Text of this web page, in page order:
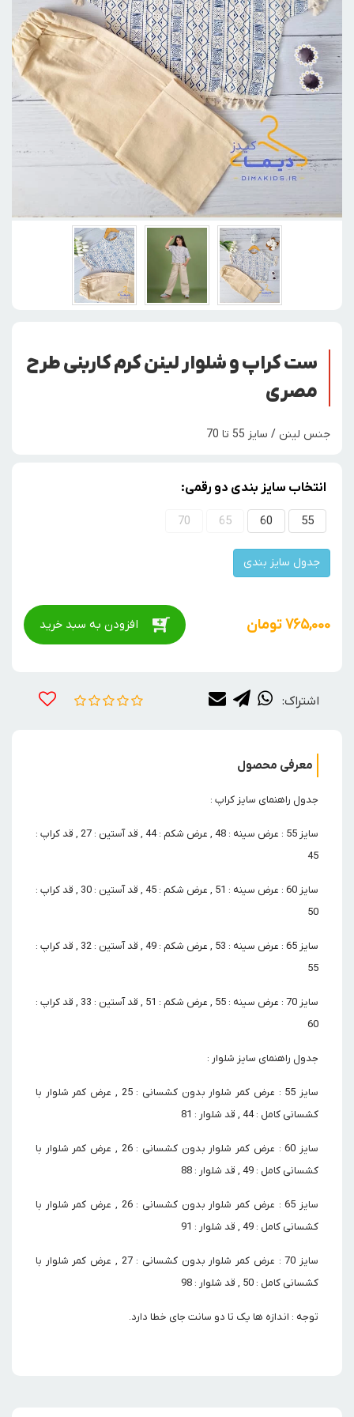
ست کراپ و شلوار لینن کرم کاربنی طرح
مصری
جنس لینن / سایز 55 تا 70
انتخاب سایز بندی دو رقمی:
55
60
65
70
جدول سایز بندی
765,000تومان افزودن به سبد خرید
اشتراک:
معرفی محصول
جدول راهنمای سایز کراپ :
سایز 55 : عرض سینه : 48 , عرض شکم : 44 , قد آستین : 27 , قد کراپ :
45
سایز 60 : عرض سینه : 51 , عرض شکم : 45 , قد آستین : 30 , قد کراپ :
50
سایز 65 : عرض سینه : 53 , عرض شکم : 49 , قد آستین : 32 , قد کراپ :
55
سایز 70 : عرض سینه : 55 , عرض شکم : 51 , قد آستین : 33 , قد کراپ :
60
جدول راهنمای سایز شلوار :
سایز 55 : عرض کمر شلوار بدون کشسانی : 25 , عرض کمر شلوار با
کشسانی کامل : 44 , قد شلوار : 81
سایز 60 : عرض کمر شلوار بدون کشسانی : 26 , عرض کمر شلوار با
کشسانی کامل : 49 , قد شلوار : 88
سایز 65 : عرض کمر شلوار بدون کشسانی : 26 , عرض کمر شلوار با
کشسانی کامل : 49 , قد شلوار : 91
سایز 70 : عرض کمر شلوار بدون کشسانی : 27 , عرض کمر شلوار با
کشسانی کامل : 50 , قد شلوار : 98
توجه : اندازه ها یک تا دو سانت جای خطا دارد.